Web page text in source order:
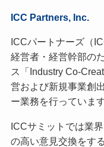
ICC Partners, Inc.
ICCパートナーズ（
経営者・経営幹部の
ス「Industry Co-
営および新規事業創
ー業務を行っています
ICCサミットでは業
の高い意見交換をす